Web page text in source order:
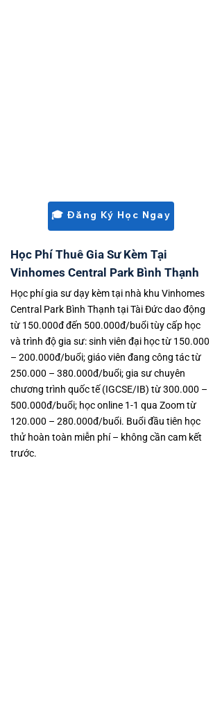
🎓 Đăng Ký Học Ngay
Học Phí Thuê Gia Sư Kèm Tại
Vinhomes Central Park Bình Thạnh
Học phí gia sư dạy kèm tại nhà khu Vinhomes
Central Park Bình Thạnh tại Tài Đức dao động
từ 150.000đ đến 500.000đ/buổi tùy cấp học
và trình độ gia sư: sinh viên đại học từ 150.000
– 200.000đ/buổi; giáo viên đang công tác từ
250.000 – 380.000đ/buổi; gia sư chuyên
chương trình quốc tế (IGCSE/IB) từ 300.000 –
500.000đ/buổi; học online 1-1 qua Zoom từ
120.000 – 280.000đ/buổi. Buổi đầu tiên học
thử hoàn toàn miễn phí – không cần cam kết
trước.